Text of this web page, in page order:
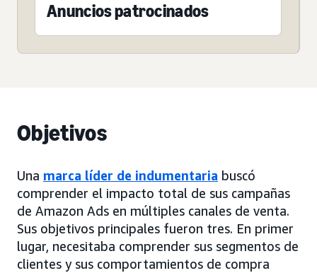
Anuncios patrocinados
Objetivos
Una marca líder de indumentaria buscó
comprender el impacto total de sus campañas
de Amazon Ads en múltiples canales de venta.
Sus objetivos principales fueron tres. En primer
lugar, necesitaba comprender sus segmentos de
clientes y sus comportamientos de compra